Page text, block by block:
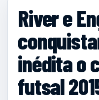
River e
inédita o
futsal